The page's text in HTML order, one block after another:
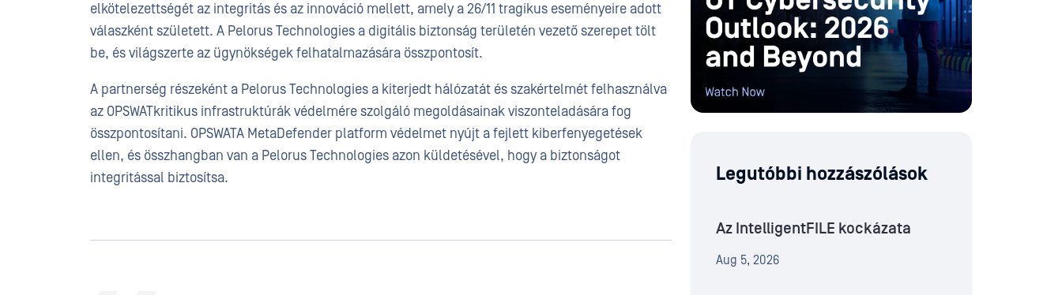
elkötelezettségét az integritás és az innováció mellett, amely a 26/11 tragikus eseményeire adott
válaszként született. A Pelorus Technologies a digitális biztonság területén vezető szerepet tölt
be, és világszerte az ügynökségek felhatalmazására összpontosít.
A partnerség részeként a Pelorus Technologies a kiterjedt hálózatát és szakértelmét felhasználva
az OPSWATkritikus infrastruktúrák védelmére szolgáló megoldásainak viszonteladására fog
összpontosítani. OPSWATA MetaDefender platform védelmet nyújt a fejlett kiberfenyegetések
ellen, és összhangban van a Pelorus Technologies azon küldetésével, hogy a biztonságot
integritással biztosítsa.
Legutóbbi hozzászólások
Az IntelligentFILE kockázata
Aug 5, 2026